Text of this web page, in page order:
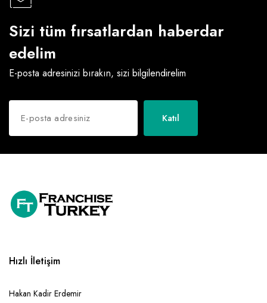
Sizi tüm fırsatlardan haberdar
edelim
E-posta adresinizi bırakın, sizi bilgilendirelim
Katıl
Hızlı İletişim
Hakan Kadir Erdemir